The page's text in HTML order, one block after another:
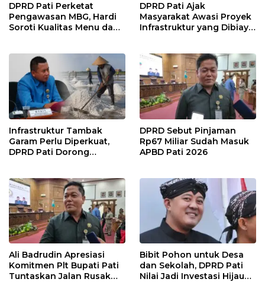
DPRD Pati Perketat
Pengawasan MBG, Hardi
Soroti Kualitas Menu dan
DPRD Pati Ajak
Masyarakat Awasi Proyek
Infrastruktur yang Dibiayai
Infrastruktur Tambak
Garam Perlu Diperkuat,
DPRD Pati Dorong
DPRD Sebut Pinjaman
Rp67 Miliar Sudah Masuk
APBD Pati 2026
Ali Badrudin Apresiasi
Komitmen Plt Bupati Pati
Tuntaskan Jalan Rusak
Bibit Pohon untuk Desa
dan Sekolah, DPRD Pati
Nilai Jadi Investasi Hijau